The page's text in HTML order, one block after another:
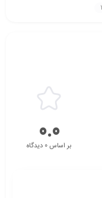
0.0بر اساس 0 دیدگاه